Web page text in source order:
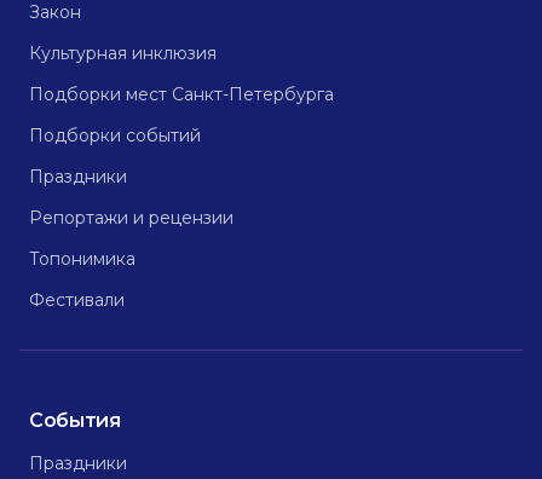
Закон
Культурная инклюзия
Подборки мест Санкт-Петербурга
Подборки событий
Праздники
Репортажи и рецензии
Топонимика
Фестивали
События
Праздники